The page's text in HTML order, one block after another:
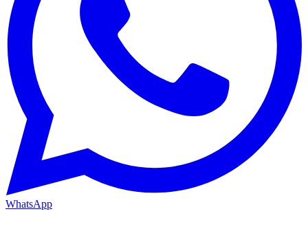
WhatsApp